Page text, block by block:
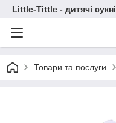
Little-Tittle - дитячі сукні
Товари та послуги